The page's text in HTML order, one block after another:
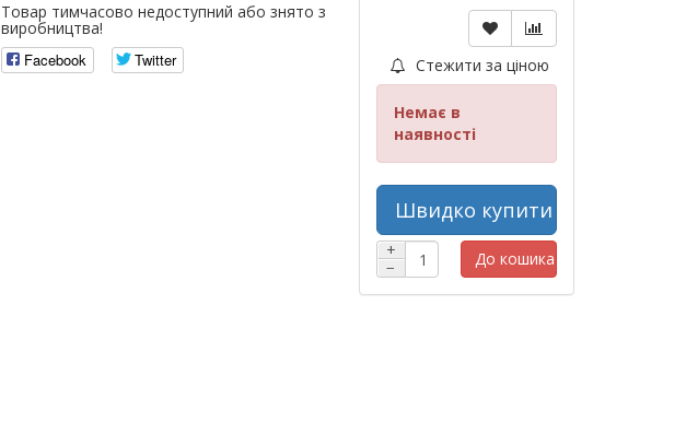
Товар тимчасово недоступний або знято з
виробництва!
Facebook
Twitter Стежити за ціною
Немає в
наявності
Швидко купити
+
−
До кошика